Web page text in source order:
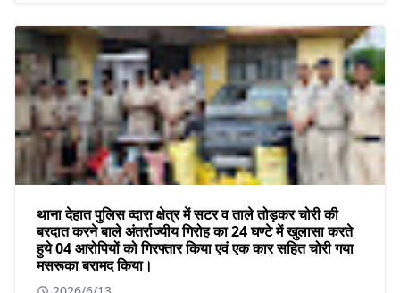
थाना देहात पुलिस व्दारा क्षेत्र में सटर व ताले तोड़कर चोरी की
बरदात करने बाले अंतर्राज्यीय गिरोह का 24 घण्टे में खुलासा करते
हुये 04 आरोपियों को गिरफ्तार किया एवं एक कार सहित चोरी गया
मसरूका बरामद किया।